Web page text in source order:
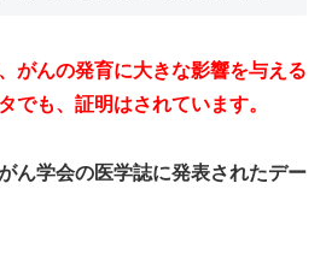
がんの発育に大きな影響を与える
でも、証明はされています。
ん学会の医学誌に発表されたデー